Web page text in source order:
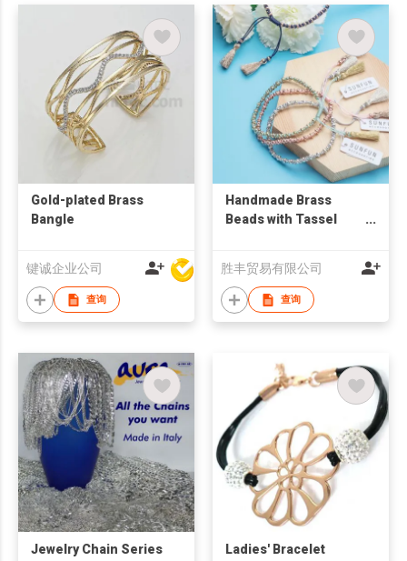
Gold-plated Brass
Bangle
键诚企业公司
查询
Handmade Brass
Beads with Tassel
胜丰贸易有限公司
查询
Jewelry Chain Series Ladies' Bracelet